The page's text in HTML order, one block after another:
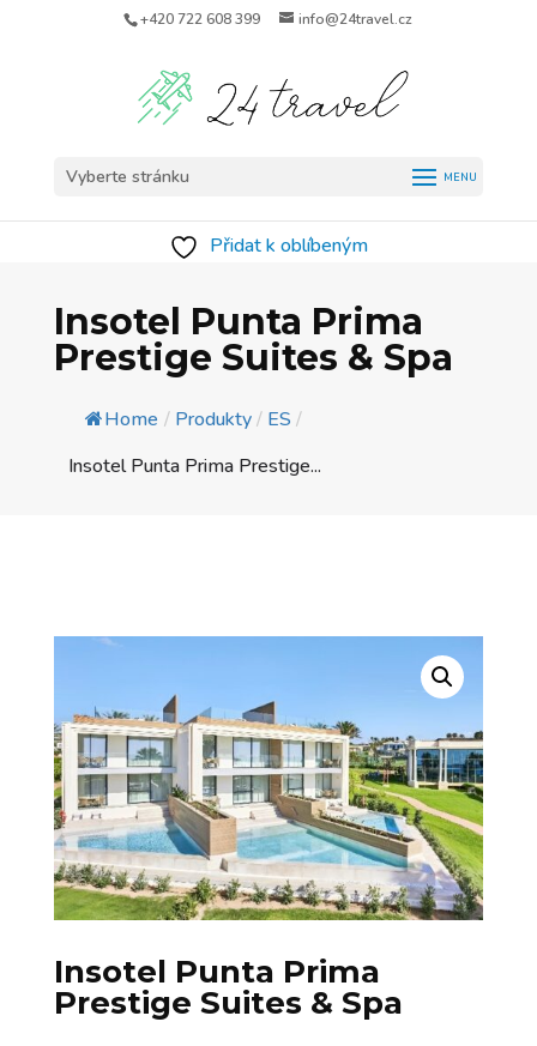
+420 722 608 399 info@24travel.cz
Vyberte stránku
Přidat k oblíbeným
Insotel Punta Prima
Prestige Suites & Spa
Home / Produkty/ ES /
Insotel Punta Prima Prestige...
Insotel Punta Prima
Prestige Suites & Spa